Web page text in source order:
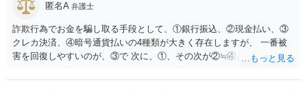
匿名A 弁護士
詐欺行為でお金を騙し取る手段として、①銀行振込、②現金払い、③
クレカ決済、④暗号通貨払いの4種類が大きく存在しますが、 一番被
害を回復しやすいのが、③で 次に、①、その次が②≒④となります。
いたことがないのが実情です。 現在、できる手段はすでに回答したこ